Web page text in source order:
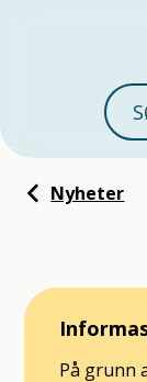
Du er her:
Nyheter
På grunn